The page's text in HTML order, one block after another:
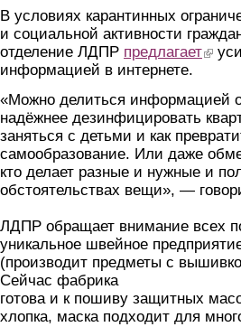
В условиях карантинных
и социальной активности
отделение ЛДПР предлагает(link is
информацией в интернете.
«Можно делиться информацией
надёжнее дезинфицировать
заняться с детьми и как
самообразование. Или даже
кто делает разные и нужные и
обстоятельствах вещи», —
ЛДПР обращает внимание всех
уникальное швейное
(производит предметы с
Сейчас фабрика
готова и к пошиву защитных
хлопка, маска подходит для